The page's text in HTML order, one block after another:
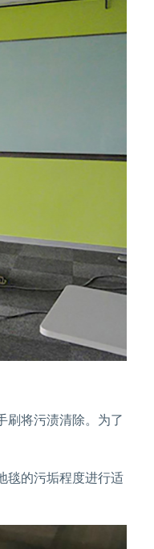
刷将污渍清除。为了
毯的污垢程度进行适